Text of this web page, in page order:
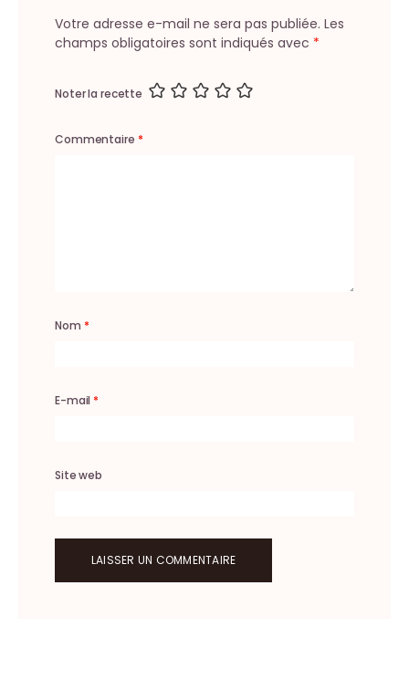
Votre adresse e-mail ne sera pas publiée. Les
champs obligatoires sont indiqués avec *
Noter la recette
Commentaire *
Nom *
E-mail *
Site web